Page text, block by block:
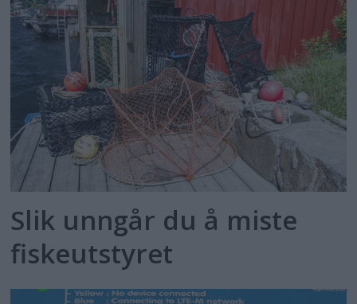
Slik unngår du å miste
fiskeutstyret